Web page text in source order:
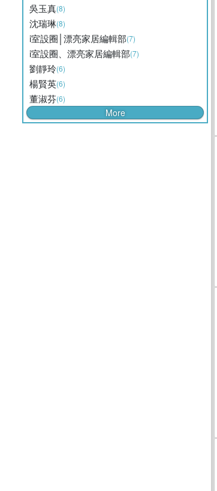
吳玉真(8)
沈瑞琳(8)
i室設圈│漂亮家居編輯部(7)
i室設圈、漂亮家居編輯部(7)
劉靜玲(6)
楊賢英(6)
董淑芬(6)
More